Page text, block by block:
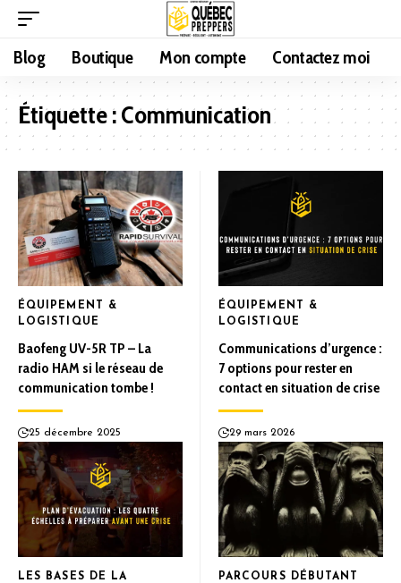
Blog Boutique Mon compte Contactez moi
Étiquette :Communication
ÉQUIPEMENT &
LOGISTIQUE
Baofeng UV-5R TP – La
radio HAM si le réseau de
communication tombe !
25 décembre 2025
ÉQUIPEMENT &
LOGISTIQUE
Communications d’urgence :
7 options pour rester en
contact en situation de crise
29 mars 2026
LES BASES DE LA
PARCOURS DÉBUTANT